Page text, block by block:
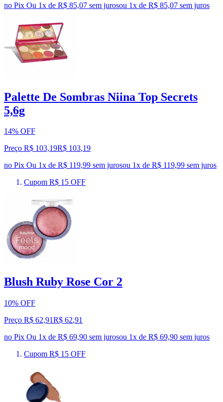
no Pix Ou 1x de R$ 85,07 sem jurosou 1x de R$ 85,07 sem juros
Palette De Sombras Niina Top Secrets
5,6g
14% OFF
Preço R$ 103,19R$ 103,19
no Pix Ou 1x de R$ 119,99 sem jurosou 1x de R$ 119,99 sem juros
Cupom R$ 15 OFF
Blush Ruby Rose Cor 2
10% OFF
Preço R$ 62,91R$ 62,91
no Pix Ou 1x de R$ 69,90 sem jurosou 1x de R$ 69,90 sem juros
Cupom R$ 15 OFF